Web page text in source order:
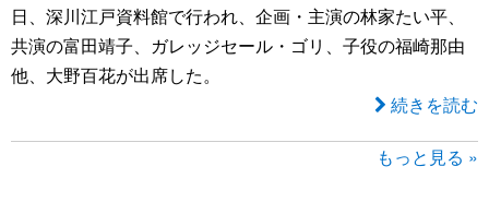
日、深川江戸資料館で行われ、企画・主演の林家たい平、
共演の富田靖子、ガレッジセール・ゴリ、子役の福崎那由
他、大野百花が出席した。
続きを読む
もっと見る »